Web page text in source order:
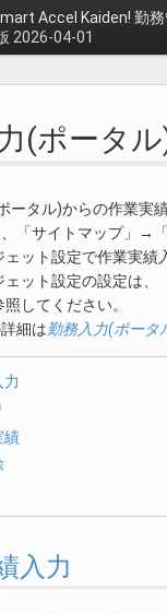
Accel Kaiden! 勤
2026-04-01
(ポータ
ータル)からの作業実
「サイトマップ」→
ット設定で作業実
ット設定の設定は、
してください。
細は勤務入力(ポータ
績
入力